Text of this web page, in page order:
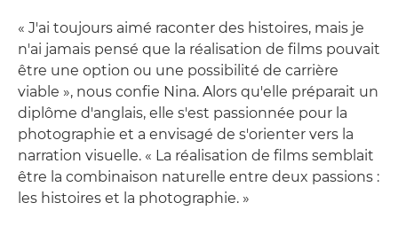
« J'ai toujours aimé raconter des histoires, mais je
n'ai jamais pensé que la réalisation de films pouvait
être une option ou une possibilité de carrière
viable », nous confie Nina. Alors qu'elle préparait un
diplôme d'anglais, elle s'est passionnée pour la
photographie et a envisagé de s'orienter vers la
narration visuelle. « La réalisation de films semblait
être la combinaison naturelle entre deux passions :
les histoires et la photographie. »